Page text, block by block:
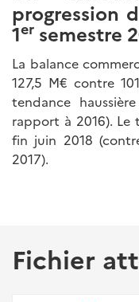
progression
1er semestre
La balance
127,5 M€ contre
tendance
rapport à 2016). Le
fin juin 2018
2017).
Fichier